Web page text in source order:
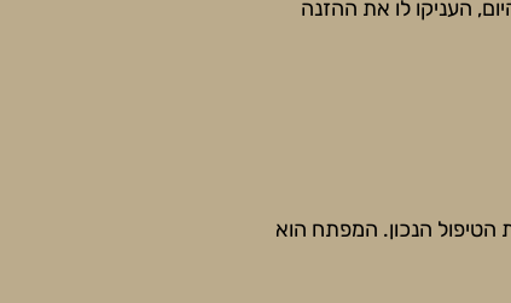
העניקו לו את ההזנה
הנכון. המפתח הוא